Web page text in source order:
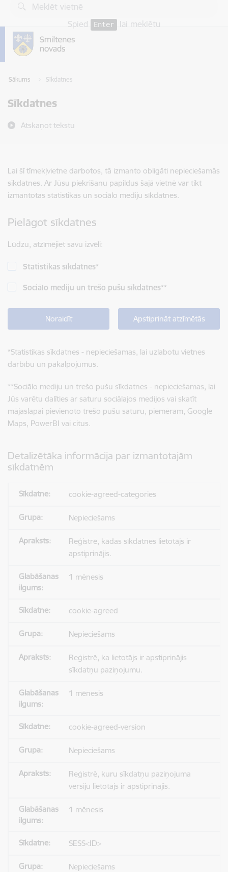
Pāriet uz lapas saturu
Spied
Enter lai meklētu
Sākums Sīkdatnes
Sīkdatnes
Atskaņot tekstu
Lai šī tīmekļvietne darbotos, tā izmanto obligāti nepieciešamās
sīkdatnes. Ar Jūsu piekrišanu papildus šajā vietnē var tikt
izmantotas statistikas un sociālo mediju sīkdatnes.
Pielāgot sīkdatnes
Lūdzu, atzīmējiet savu izvēli:
Statistikas sīkdatnes*
Sociālo mediju un trešo pušu sīkdatnes**
Noraidīt Apstiprināt atzīmētās
*Statistikas sīkdatnes - nepieciešamas, lai uzlabotu vietnes
darbību un pakalpojumus.
**Sociālo mediju un trešo pušu sīkdatnes - nepieciešamas, lai
Jūs varētu dalīties ar saturu sociālajos medijos vai skatīt
mājaslapai pievienoto trešo pušu saturu, piemēram, Google
Maps, PowerBI vai citus.
Detalizētāka informācija par izmantotajām
sīkdatnēm
cookie-agreed-categories
Nepieciešams
Reģistrē, kādas sīkdatnes lietotājs ir
apstiprinājis.
1 mēnesis
cookie-agreed
Nepieciešams
Reģistrē, ka lietotājs ir apstiprinājis
sīkdatņu paziņojumu.
1 mēnesis
cookie-agreed-version
Nepieciešams
Reģistrē, kuru sīkdatņu paziņojuma
versiju lietotājs ir apstiprinājis.
1 mēnesis
SESS<ID>
Nepieciešams